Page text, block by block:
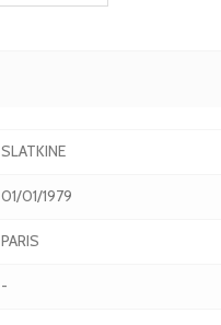
SLATKINE
01/01/1979
PARIS
-